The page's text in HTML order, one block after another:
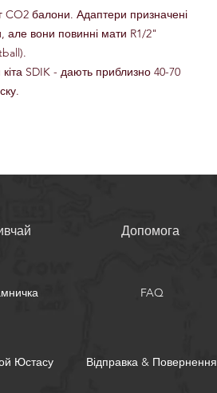
CO2 балони. Адаптери призначені
але вони повинні мати R1/2"
SDIK - дають приблизно 40-70
Допомога
FAQ
Юстасу Відправка & Повернення